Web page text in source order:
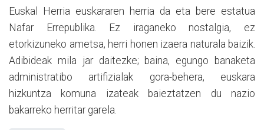
Euskal Herria euskararen herria da eta bere estatua
Nafar Errepublika. Ez iraganeko nostalgia, ez
etorkizuneko ametsa, herri honen izaera naturala baizik.
Adibideak mila jar daitezke; baina, egungo banaketa
administratibo artifizialak gora-behera, euskara
hizkuntza komuna izateak baieztatzen du nazio
bakarreko herritar garela.